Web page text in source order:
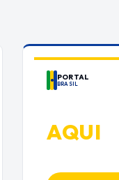
PORTAL
BRASIL
AQUI
Espaço premium